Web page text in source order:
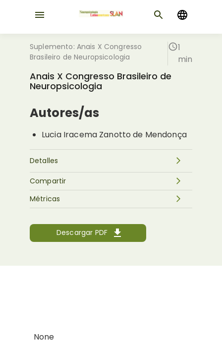
Suplemento: Anais X Congresso
Brasileiro de Neuropsicologia
1
min
Anais X Congresso Brasileiro de
Neuropsicologia
Autores/as
Lucia Iracema Zanotto de Mendonça
Detalles
Descargar PDF
Métricas
Compartir
None